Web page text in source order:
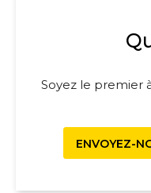
Soyez le premier
ENVOYEZ-